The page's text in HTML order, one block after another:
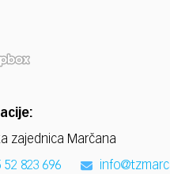
zajednica Marčana
52 823 696